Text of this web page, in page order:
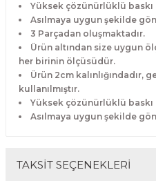
Yüksek çözünürlüklü
Asılmaya uygun şekilde
3 Parçadan oluşmaktadır.
Ürün altından size uygun
her birinin ölçüsüdür.
Ürün 2cm kalınlığındadır,
kullanılmıştır.
Yüksek çözünürlüklü
Asılmaya uygun şekilde
TAKSİT SEÇENEKLERİ